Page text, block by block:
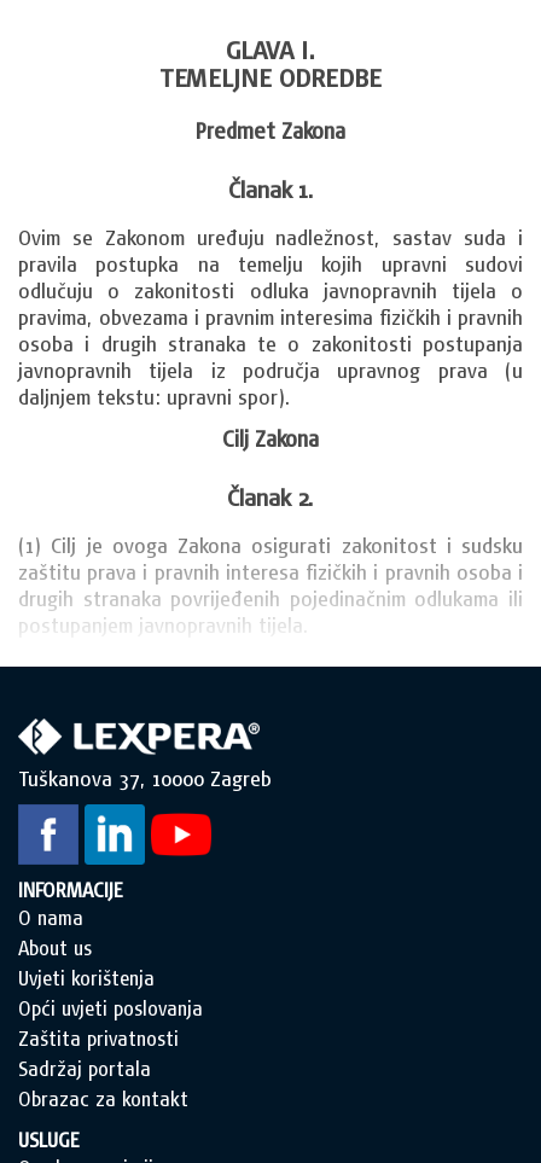
GLAVA I.
TEMELJNE ODREDBE
Predmet Zakona
Članak 1.
Ovim se Zakonom uređuju nadležnost, sastav suda i
pravila postupka na temelju kojih upravni sudovi
odlučuju o zakonitosti odluka javnopravnih tijela o
pravima, obvezama i pravnim interesima fizičkih i pravnih
osoba i drugih stranaka te o zakonitosti postupanja
javnopravnih tijela iz područja upravnog prava (u
daljnjem tekstu: upravni spor).
Cilj Zakona
Članak 2.
(1) Cilj je ovoga Zakona osigurati zakonitost i sudsku
zaštitu prava i pravnih interesa fizičkih i pravnih osoba i
drugih stranaka povrijeđenih pojedinačnim odlukama ili
postupanjem javnopravnih tijela.
Tuškanova 37, 10000 Zagreb
INFORMACIJE
O nama
About us
Uvjeti korištenja
Opći uvjeti poslovanja
Zaštita privatnosti
Sadržaj portala
Obrazac za kontakt
USLUGE